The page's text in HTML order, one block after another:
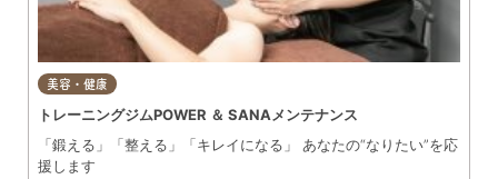
美容・健康
トレーニングジムPOWER ＆ SANAメンテナンス
「鍛える」「整える」「キレイになる」 あなたの“なりたい”を応
援します